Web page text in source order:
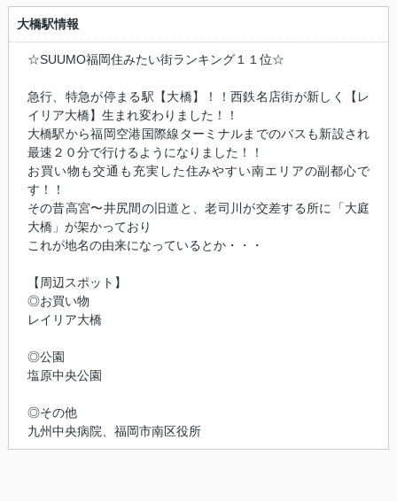
大橋駅情報
☆SUUMO福岡住みたい街ランキング１１位☆
急行、特急が停まる駅【大橋】！！西鉄名店街が新しく【レ
イリア大橋】生まれ変わりました！！
大橋駅から福岡空港国際線ターミナルまでのバスも新設され
最速２０分で行けるようになりました！！
お買い物も交通も充実した住みやすい南エリアの副都心で
す！！
その昔高宮〜井尻間の旧道と、老司川が交差する所に「大庭
大橋」が架かっており
これが地名の由来になっているとか・・・
【周辺スポット】
◎お買い物
レイリア大橋
◎公園
塩原中央公園
◎その他
九州中央病院、福岡市南区役所